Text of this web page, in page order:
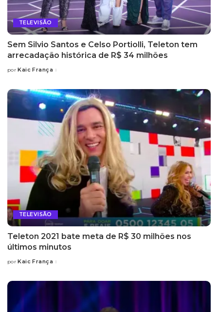
TELEVISÃO
Sem Silvio Santos e Celso Portiolli, Teleton tem
arrecadação histórica de R$ 34 milhões
Posted
por Kaic França
TELEVISÃO
Teleton 2021 bate meta de R$ 30 milhões nos
últimos minutos
Posted
por Kaic França